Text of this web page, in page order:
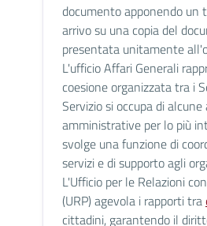
documento apponendo un
arrivo su una copia del
presentata unitamente
L'ufficio Affari Generali
coesione organizzata tra i
Servizio si occupa di
amministrative per lo più
svolge una funzione di
servizi e di supporto agli
L'Ufficio per le Relazioni
(URP) agevola i rapporti tra
cittadini, garantendo il